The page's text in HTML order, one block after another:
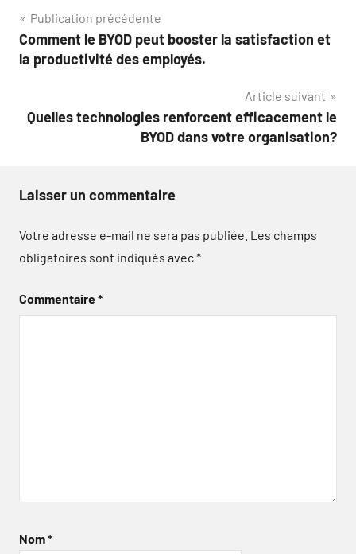
Navigation
de
Publication précédente
Comment le BYOD peut booster la satisfaction et
la productivité des employés.
Article suivant
Quelles technologies renforcent efficacement le
BYOD dans votre organisation?
Laisser un commentaire
Votre adresse e-mail ne sera pas publiée. Les champs
obligatoires sont indiqués avec*
Commentaire*
Nom*